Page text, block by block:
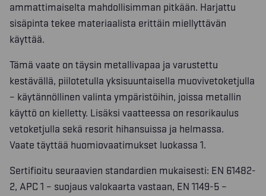
ammattimaiselta mahdollisimman pitkään. Harjattu
sisäpinta tekee materiaalista erittäin miellyttävän
käyttää.
Tämä vaate on täysin metallivapaa ja varustettu
kestävällä, piilotetulla yksisuuntaisella muovivetoketjulla
– käytännöllinen valinta ympäristöihin, joissa metallin
käyttö on kielletty. Lisäksi vaatteessa on resorikaulus
vetoketjulla sekä resorit hihansuissa ja helmassa.
Vaate täyttää huomiovaatimukset luokassa 1.
Sertifioitu seuraavien standardien mukaisesti: EN 61482-
2, APC 1 – suojaus valokaarta vastaan, EN 1149-5 –